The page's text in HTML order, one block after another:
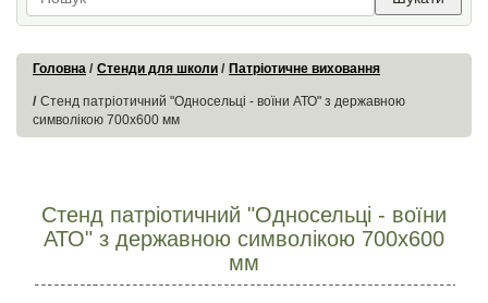
Головна Стенди для школи Патріотичне виховання
Стенд патріотичний "Односельці - воїни АТО" з державною
символікою 700х600 мм
Стенд патріотичний "Односельці - воїни
АТО" з державною символікою 700х600
мм